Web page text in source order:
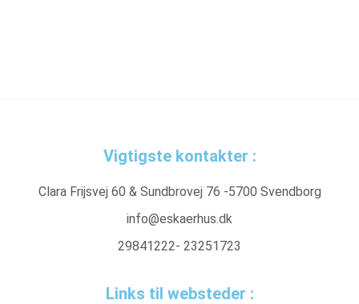
Vigtigste kontakter :
Clara Frijsvej 60 & Sundbrovej 76 -5700 Svendborg
info@eskaerhus.dk
29841222- 23251723
Links til websteder :